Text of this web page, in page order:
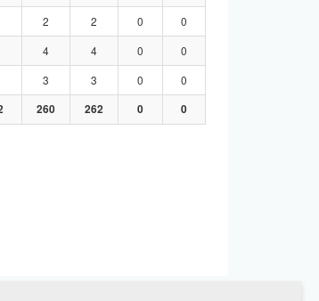
2 2 0
0
4 4 0
0
3 3 0
0
260 262 0 0